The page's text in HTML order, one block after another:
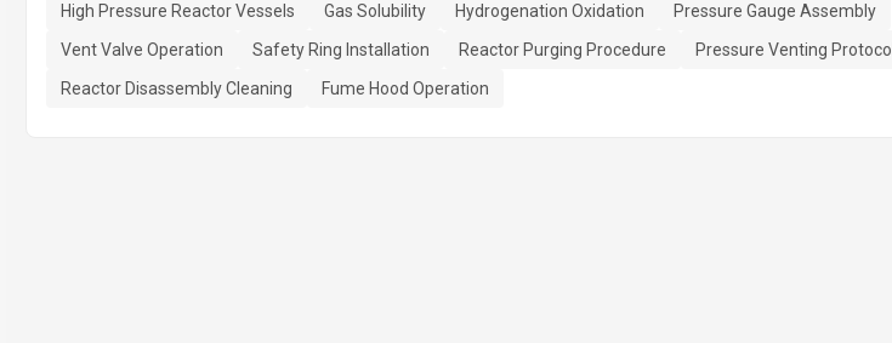
High Pressure Reactor Vessels Gas Solubility Hydrogenation Oxidation
Pressure Gauge Assembly
Vent Valve Operation
Safety Ring Installation Reactor Purging Procedure
Pressure Venting Protocol
Reactor Disassembly Cleaning
Fume Hood Operation